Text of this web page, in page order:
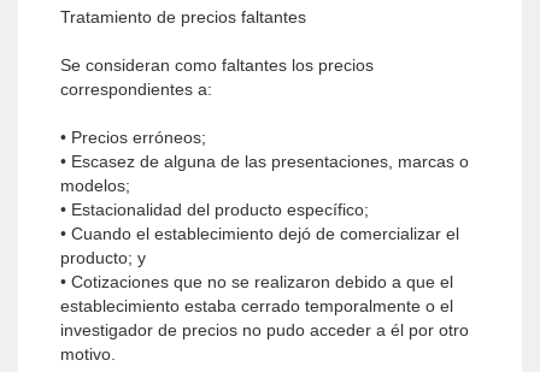
Tratamiento de precios faltantes
Se consideran como faltantes los precios
correspondientes a:
• Precios erróneos;
• Escasez de alguna de las presentaciones, marcas o
modelos;
• Estacionalidad del producto específico;
• Cuando el establecimiento dejó de comercializar el
producto; y
• Cotizaciones que no se realizaron debido a que el
establecimiento estaba cerrado temporalmente o el
investigador de precios no pudo acceder a él por otro
motivo.